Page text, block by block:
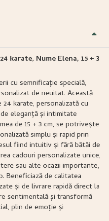
karate, Nume Elena, 15 + 3
cu semnificație specială,
de neuitat. Această
karate, personalizată cu
eleganță și intimitate
de 15 + 3 cm, se potrivește
simplu și rapid prin
fiind intuitiv și fără bătăi de
cadouri personalizate unice,
sau alte ocazii importante,
Beneficiază de calitatea
și de livrare rapidă direct la
sentimentală și transformă
plin de emoție și